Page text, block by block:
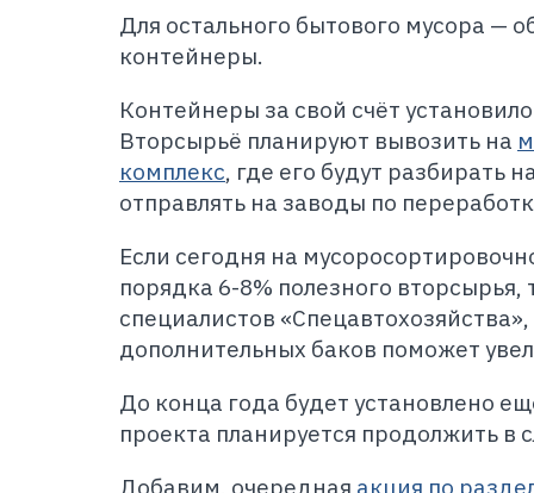
Для остального бытового мусора —
контейнеры.
Контейнеры за свой счёт
Вторсырьё планируют вывозить на
комплекс, где его будут разбирать
отправлять на заводы по
Если сегодня на
порядка 6-8% полезного вторсырья,
специалистов
дополнительных баков поможет
До конца года будет установлено
проекта планируется продолжить в
Добавим, очередная акция по